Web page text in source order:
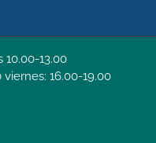
10.00-13.00
16.00-19.00